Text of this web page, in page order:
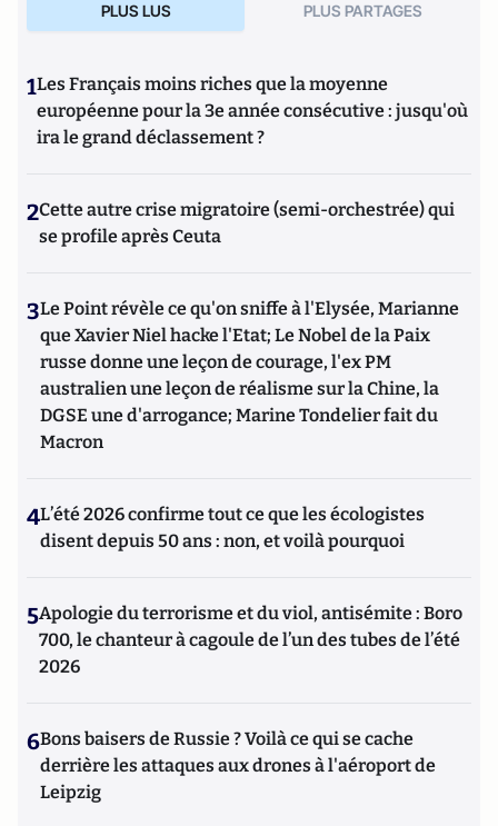
PLUS LUS PLUS PARTAGES
1Les Français moins riches que la moyenne
européenne pour la 3e année consécutive : jusqu'où
ira le grand déclassement ?
2Cette autre crise migratoire (semi-orchestrée) qui
se profile après Ceuta
3Le Point révèle ce qu'on sniffe à l'Elysée, Marianne
que Xavier Niel hacke l'Etat; Le Nobel de la Paix
russe donne une leçon de courage, l'ex PM
australien une leçon de réalisme sur la Chine, la
DGSE une d'arrogance; Marine Tondelier fait du
Macron
4L’été 2026 confirme tout ce que les écologistes
disent depuis 50 ans : non, et voilà pourquoi
5Apologie du terrorisme et du viol, antisémite : Boro
700, le chanteur à cagoule de l’un des tubes de l’été
2026
6Bons baisers de Russie ? Voilà ce qui se cache
derrière les attaques aux drones à l'aéroport de
Leipzig